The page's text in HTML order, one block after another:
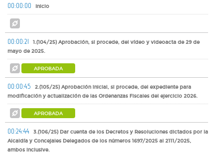
00:00:00 Inicio
00:00:21
1.(104/25) Aprobación, si procede, del vídeo y videoacta de 29 de
mayo de 2025.
APROBADA
00:00:45
2.(105/25) Aprobación inicial, si procede, del expediente para
modificación y actualización de las Ordenanzas Fiscales del ejercicio 2026.
APROBADA
00:24:44
3.(106/25) Dar cuenta de los Decretos y Resoluciones dictados por la
Alcaldía y Concejales Delegados de los números 1697/2025 al 2111/2025,
ambos inclusive.